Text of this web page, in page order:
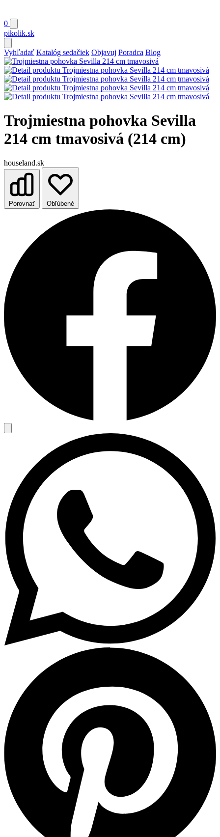
0
pikolik.sk
Vyhľadať Katalóg sedačiek Objavuj Poradca Blog
Trojmiestna pohovka Sevilla
214 cm tmavosivá (214 cm)
houseland.sk
Porovnať Obľúbené